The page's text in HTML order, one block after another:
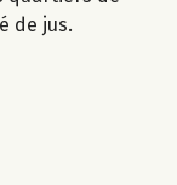
de jus.